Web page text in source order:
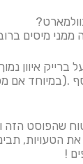
איוון
.(במיוחד אם
שהפוסט
הטעויות,
!